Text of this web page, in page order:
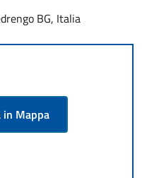
BG, Italia
in Mappa